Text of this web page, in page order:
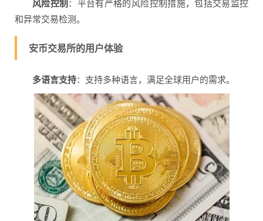
风险控制：平台有严格的风险控制措施，包括交易监控
和异常交易检测。
安币交易所的用户体验
多语言支持：支持多种语言，满足全球用户的需求。